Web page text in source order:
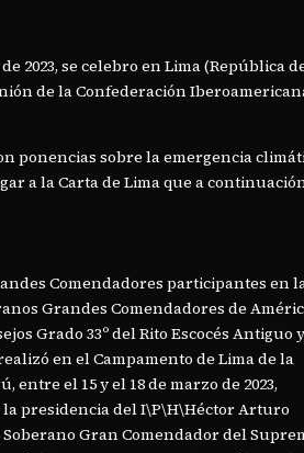
2023, se celebro en Lima (República
de la Confederación
ponencias sobre la emergencia
a la Carta de Lima que a
Comendadores participantes en
Grandes Comendadores de
Grado 33º del Rito Escocés Antiguo y
en el Campamento de Lima de la
entre el 15 y el 18 de marzo de 2023,
la presidencia del I\P\H\Héctor Arturo
Soberano Gran Comendador del